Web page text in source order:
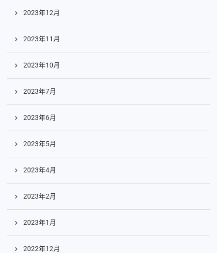
2023年12月
2023年11月
2023年10月
2023年7月
2023年6月
2023年5月
2023年4月
2023年2月
2023年1月
2022年12月